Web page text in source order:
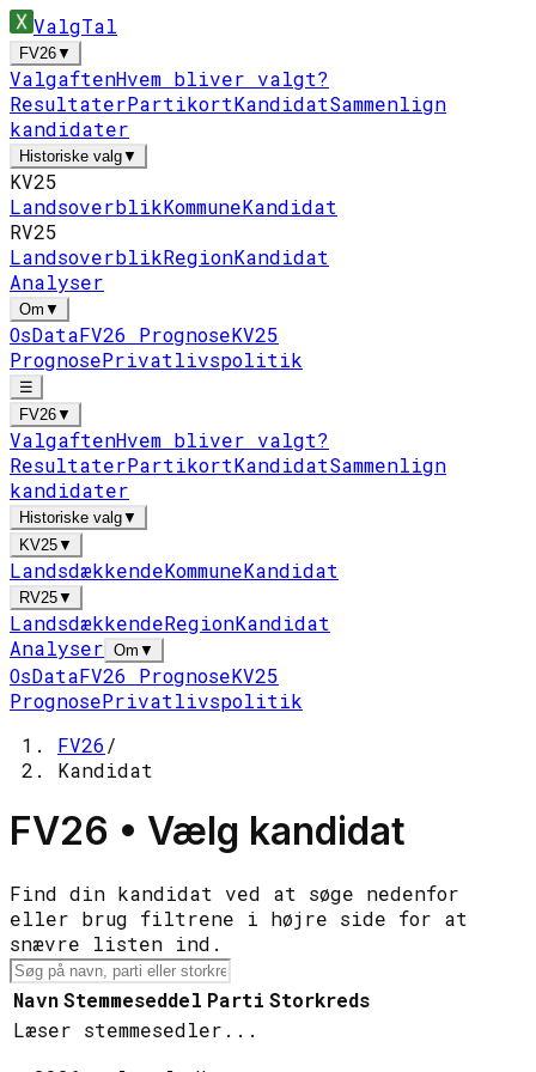
ValgTal
FV26▼
ValgaftenHvem bliver valgt?
ResultaterPartikortKandidatSammenlign
kandidater
Historiske valg▼
KV25
LandsoverblikKommuneKandidat
RV25
LandsoverblikRegionKandidat
Analyser
Om ▼
OsDataFV26 PrognoseKV25
PrognosePrivatlivspolitik
☰
FV26▼
ValgaftenHvem bliver valgt?
ResultaterPartikortKandidatSammenlign
kandidater
Historiske valg▼
KV25▼
LandsdækkendeKommuneKandidat
RV25▼
LandsdækkendeRegionKandidat
Analyser Om ▼
OsDataFV26 PrognoseKV25
PrognosePrivatlivspolitik
FV26/
Kandidat
FV26 • Vælg kandidat
Find din kandidat ved at søge nedenfor
eller brug filtrene i højre side for at
snævre listen ind.
NavnStemmeseddel Parti Storkreds
Læser stemmesedler...